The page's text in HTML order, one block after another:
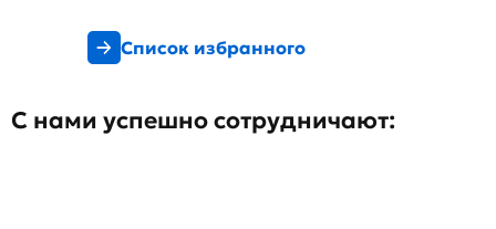
Список избранного
С нами успешно сотрудничают: